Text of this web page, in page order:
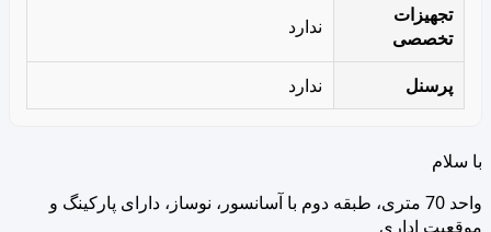
تجهیزات
تخصصی
ندارد
پرسنل ندارد
با سلام
واحد 70 متری، طبقه دوم با آسانسور، نوساز، دارای پارکینگ و
موقعیت اداری